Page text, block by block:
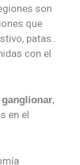
son
que
patas..
con el
ganglionar,
en el